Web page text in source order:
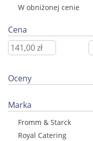
W obniżonej cenie
Cena
Oceny
Marka
Fromm & Starck
Royal Catering